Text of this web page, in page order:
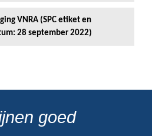
VNRA (SPC etiket en
28 september 2022)
goed